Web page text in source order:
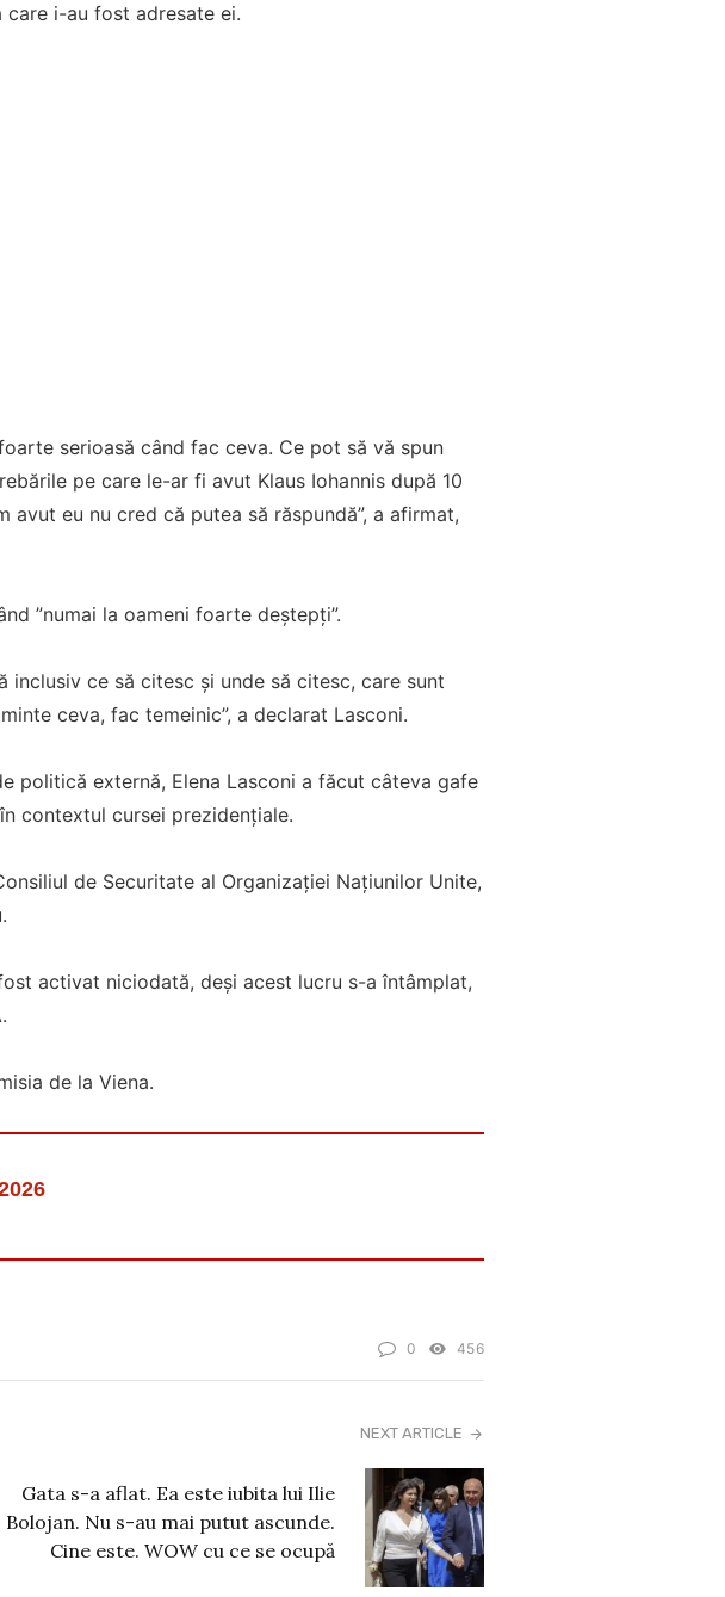
i-au fost adresate ei.
serioasă când fac ceva. Ce pot să vă spun
pe care le-ar fi avut Klaus Iohannis după 10
eu nu cred că putea să răspundă”, a afirmat,
”numai la oameni foarte deştepţi”.
inclusiv ce să citesc şi unde să citesc, care sunt
ceva, fac temeinic”, a declarat Lasconi.
politică externă, Elena Lasconi a făcut câteva gafe
contextul cursei prezidențiale.
de Securitate al Organizaţiei Naţiunilor Unite,
activat niciodată, deși acest lucru s-a întâmplat,
de la Viena.
0 456
NEXT ARTICLE
Gata s-a aflat. Ea este iubita lui Ilie
Bolojan. Nu s-au mai putut ascunde.
Cine este. WOW cu ce se ocupă